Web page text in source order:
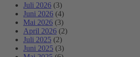
Juli 2026 (3)
Juni 2026 (4)
Mai 2026 (3)
April 2026 (2)
Juli 2025 (2)
Juni 2025 (3)